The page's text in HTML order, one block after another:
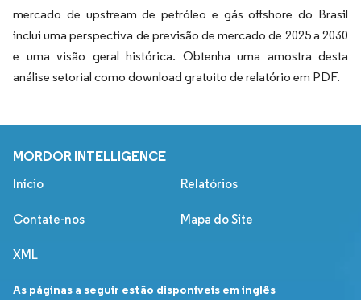
mercado de upstream de petróleo e gás offshore do Brasil
inclui uma perspectiva de previsão de mercado de 2025 a 2030
e uma visão geral histórica. Obtenha uma amostra desta
análise setorial como download gratuito de relatório em PDF.
MORDOR INTELLIGENCE
Início Relatórios
Contate-nos Mapa do Site
XML
As páginas a seguir estão disponíveis em inglês